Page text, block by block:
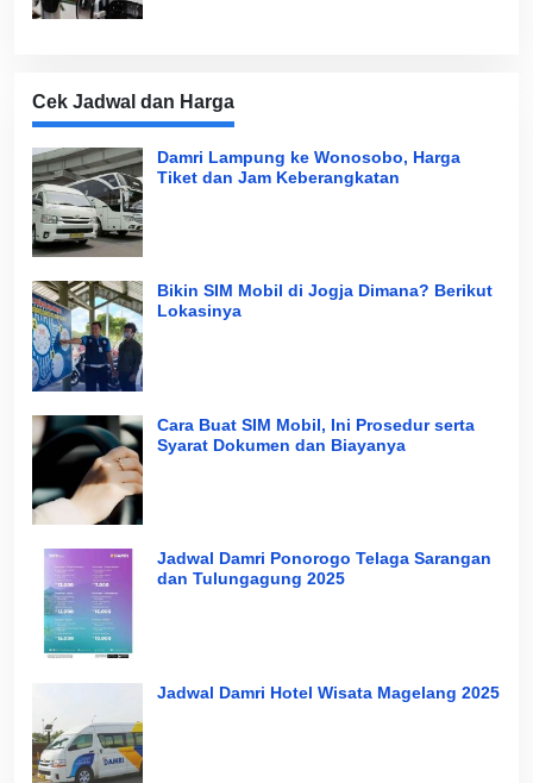
Cek Jadwal dan Harga
Damri Lampung ke Wonosobo, Harga
Tiket dan Jam Keberangkatan
Bikin SIM Mobil di Jogja Dimana? Berikut
Lokasinya
Cara Buat SIM Mobil, Ini Prosedur serta
Syarat Dokumen dan Biayanya
Jadwal Damri Ponorogo Telaga Sarangan
dan Tulungagung 2025
Jadwal Damri Hotel Wisata Magelang 2025